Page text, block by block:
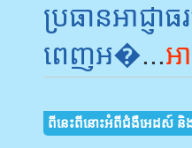
ប្រធានអាជ្ញ
ពេញអ�...អ
ពីនេះពីនោះអំពីជំងឺអេដស៍ និង